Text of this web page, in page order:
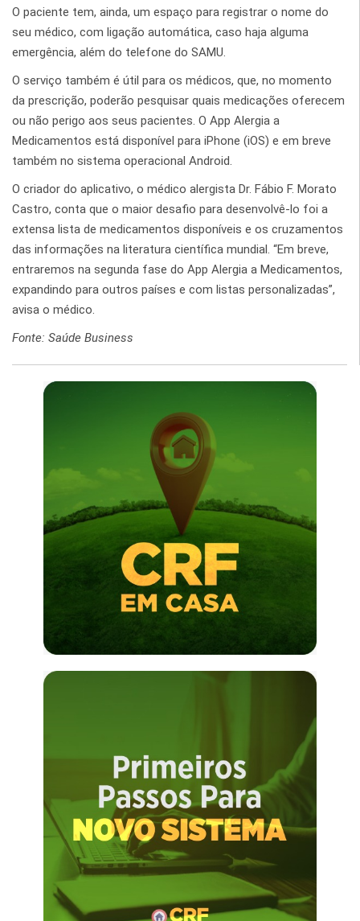
O paciente tem, ainda, um espaço para registrar o nome do
seu médico, com ligação automática, caso haja alguma
emergência, além do telefone do SAMU.
O serviço também é útil para os médicos, que, no momento
da prescrição, poderão pesquisar quais medicações oferecem
ou não perigo aos seus pacientes. O App Alergia a
Medicamentos está disponível para iPhone (iOS) e em breve
também no sistema operacional Android.
O criador do aplicativo, o médico alergista Dr. Fábio F. Morato
Castro, conta que o maior desafio para desenvolvê-lo foi a
extensa lista de medicamentos disponíveis e os cruzamentos
das informações na literatura científica mundial. “Em breve,
entraremos na segunda fase do App Alergia a Medicamentos,
expandindo para outros países e com listas personalizadas”,
avisa o médico.
Fonte: Saúde Business